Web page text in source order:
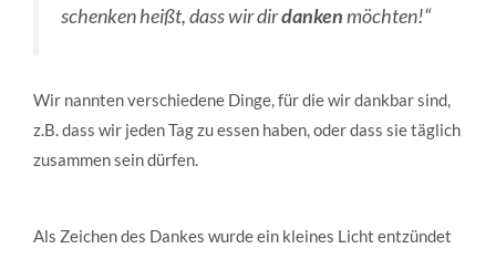
schenken heißt, dass wir dirdankenmöchten!“
Wir nannten verschiedene Dinge, für die wir dankbar sind,
z.B. dass wir jeden Tag zu essen haben, oder dass sie täglich
zusammen sein dürfen.
Als Zeichen des Dankes wurde ein kleines Licht entzündet